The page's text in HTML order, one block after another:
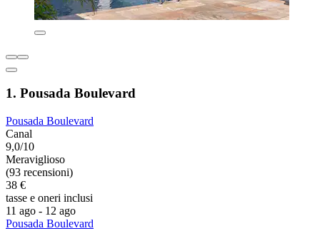
1. Pousada Boulevard
Pousada Boulevard
Canal
9,0/10
Meraviglioso
(93 recensioni)
38 €
tasse e oneri inclusi
11 ago - 12 ago
Pousada Boulevard